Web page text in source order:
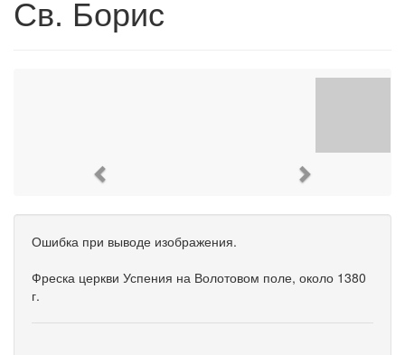
Св. Борис
Ошибка при выводе изображения.
Фреска церкви Успения на Волотовом поле, около 1380
г.